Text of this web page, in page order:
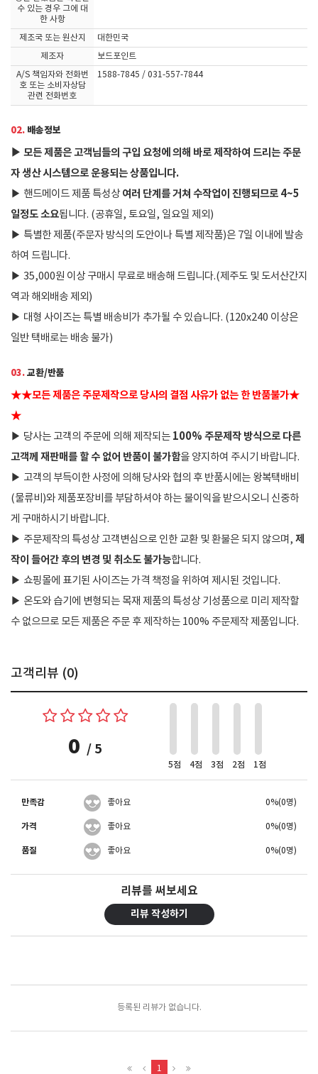
수 있는 경우 그에 대
한 사항
제조국 또는 원산지
대한민국
제조자
보드포인트
A/S 책임자와 전화번
호 또는 소비자상담
관련 전화번호
1588-7845 / 031-557-7844
02. 배송정보
▶ 모든 제품은 고객님들의 구입 요청에 의해 바로 제작하여 드리는 주문
자 생산 시스템으로 운용되는 상품입니다.
▶ 핸드메이드 제품 특성상 여러 단계를 거쳐 수작업이 진행되므로 4~5
일정도 소요됩니다. (공휴일, 토요일, 일요일 제외)
▶ 특별한 제품(주문자 방식의 도안이나 특별 제작품)은 7일 이내에 발송
하여 드립니다.
▶ 35,000원 이상 구매시 무료로 배송해 드립니다.(제주도 및 도서산간지
역과 해외배송 제외)
▶ 대형 사이즈는 특별 배송비가 추가될 수 있습니다. (120x240 이상은
일반 택배로는 배송 불가)
03.교환/반품
★★모든 제품은 주문제작으로 당사의 결점 사유가 없는 한 반품불가★
★
▶ 당사는 고객의 주문에 의해 제작되는 100% 주문제작 방식으로 다른
고객께 재판매를 할 수 없어 반품이 불가함을 양지하여 주시기 바랍니다.
▶ 고객의 부득이한 사정에 의해 당사와 협의 후 반품시에는 왕복택배비
(물류비)와 제품포장비를 부담하셔야 하는 불이익을 받으시오니 신중하
게 구매하시기 바랍니다.
▶ 주문제작의 특성상 고객변심으로 인한 교환 및 환불은 되지 않으며, 제
작이 들어간 후의 변경 및 취소도 불가능합니다.
▶ 쇼핑몰에 표기된 사이즈는 가격 책정을 위하여 제시된 것입니다.
▶ 온도와 습기에 변형되는 목재 제품의 특성상 기성품으로 미리 제작할
수 없으므로 모든 제품은 주문 후 제작하는 100% 주문제작 제품입니다.
고객리뷰 (0)
0 / 5
5점 4점 3점 2점 1점
만족감 좋아요 0%(0명)
가격 좋아요 0%(0명)
품질 좋아요 0%(0명)
리뷰를 써보세요
리뷰 작성하기
등록된 리뷰가 없습니다.
1